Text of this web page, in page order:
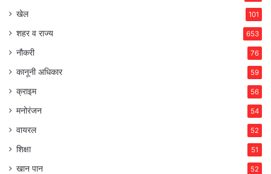
खेल 101
शहर व राज्य 653
नौकरी 76
कानूनी अधिकार 59
क्राइम 56
मनोरंजन 54
वायरल 52
शिक्षा 51
खान पान 52